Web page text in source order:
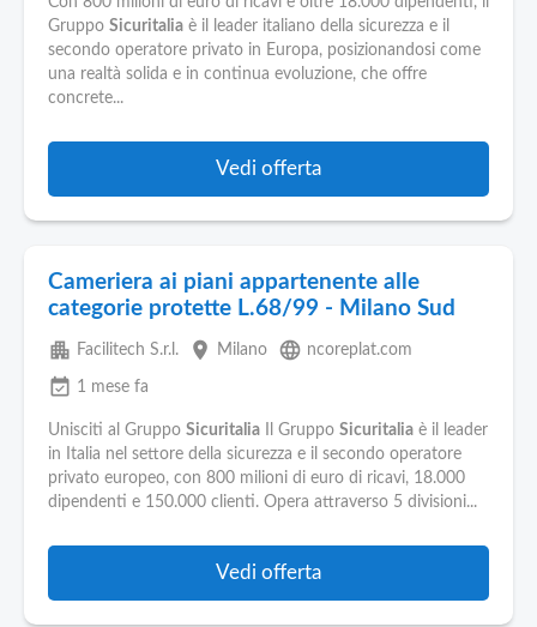
Gruppo Sicuritalia è il leader italiano della sicurezza e il
secondo operatore privato in Europa, posizionandosi come
una realtà solida e in continua evoluzione, che offre
concrete...
Vedi offerta
Cameriera ai piani appartenente alle
categorie protette L.68/99 - Milano Sud
apartment Facilitech S.r.l. place Milano language ncoreplat.com
event_available 1 mese fa
Unisciti al Gruppo Sicuritalia Il Gruppo Sicuritalia è il leader
in Italia nel settore della sicurezza e il secondo operatore
privato europeo, con 800 milioni di euro di ricavi, 18.000
dipendenti e 150.000 clienti. Opera attraverso 5 divisioni...
Vedi offerta